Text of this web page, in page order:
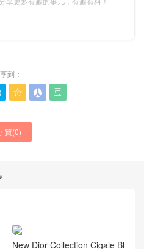
到：
  
贊(0)